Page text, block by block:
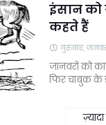
इंसान को
कहते हैं
गुरुवार,
जानवरों को
फिर चाबुक के